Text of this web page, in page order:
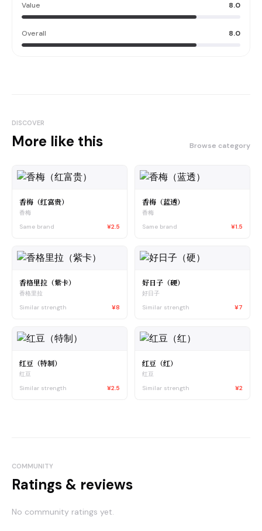
Value 8.0
Overall 8.0
DISCOVER
More like this Browse category
香梅（红富贵）
香梅
Same brand
¥2.5
香梅（蓝透）
香梅
Same brand
¥1.5
香格里拉（紫卡）
香格里拉
Similar strength
¥8
好日子（硬）
好日子
Similar strength
¥7
红豆（特制）
红豆
Similar strength
¥2.5
红豆（红）
红豆
Similar strength
¥2
COMMUNITY
Ratings & reviews
No community ratings yet.